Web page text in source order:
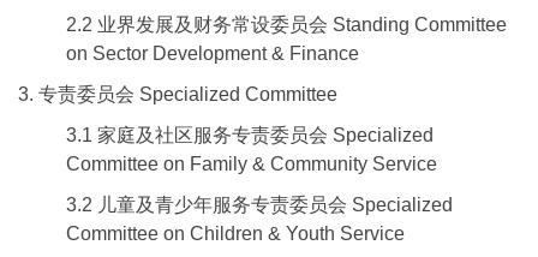
2.2 业界发展及财务常设委员会 Standing Committee
on Sector Development & Finance
3. 专责委员会 Specialized Committee
3.1 家庭及社区服务专责委员会 Specialized
Committee on Family & Community Service
3.2 儿童及青少年服务专责委员会 Specialized
Committee on Children & Youth Service